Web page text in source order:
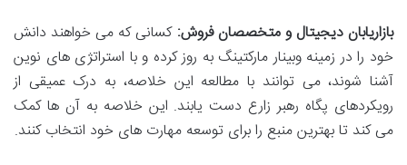
بازاریابان دیجیتال و متخصصان فروش: کسانی که می خواهند دانش
خود را در زمینه وبینار مارکتینگ به روز کرده و با استراتژی های نوین
آشنا شوند، می توانند با مطالعه این خلاصه، به درک عمیقی از
رویکردهای پگاه رهبر زارع دست یابند. این خلاصه به آن ها کمک
می کند تا بهترین منبع را برای توسعه مهارت های خود انتخاب کنند.